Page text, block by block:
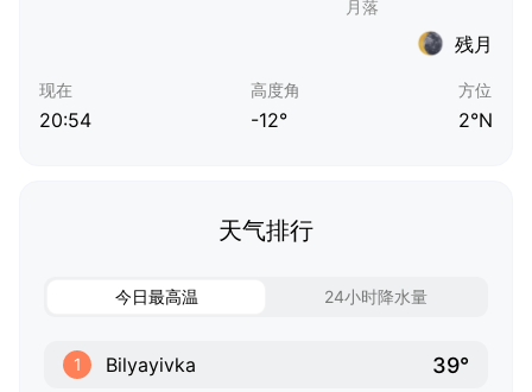
残月
现在
20:54
高度角
-12°
方位
2°N
天气排行
今日最高温 24小时降水量
1 Bilyayivka 39°